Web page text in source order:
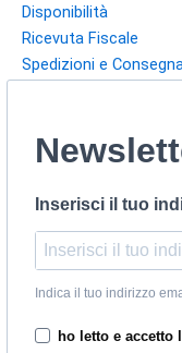
Disponibilità
Ricevuta Fiscale
Spedizioni e
Inserisci il tuo
Indica il tuo indirizzo
ho letto e